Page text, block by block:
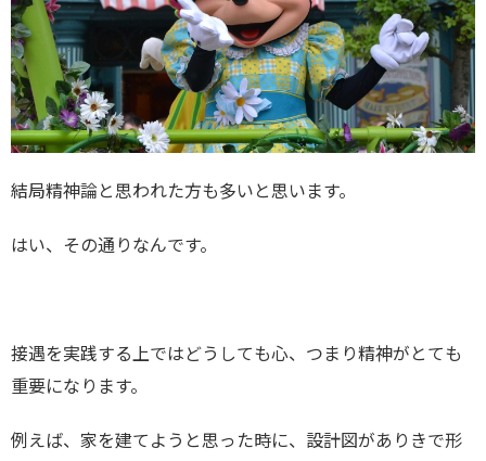
結局精神論と思われた方も多いと思います。
はい、その通りなんです。
接遇を実践する上ではどうしても心、つまり精神がとても
重要になります。
例えば、家を建てようと思った時に、設計図がありきで形